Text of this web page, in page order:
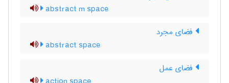
abstract m space
فضای مجرد
abstract space
فضای عمل